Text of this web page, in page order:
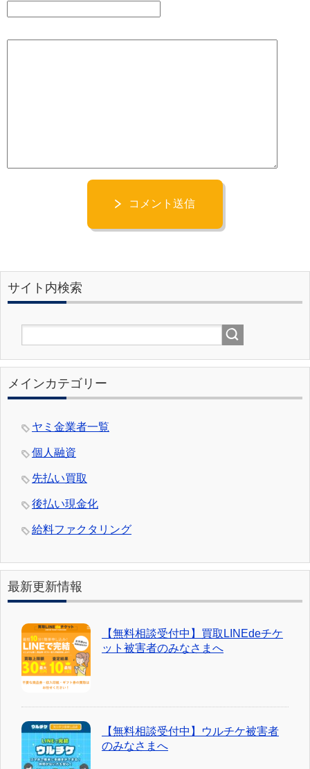
コメント送信
サイト内検索
メインカテゴリー
ヤミ金業者一覧
個人融資
先払い買取
後払い現金化
給料ファクタリング
最新更新情報
【無料相談受付中】買取LINEdeチケ
ット被害者のみなさまへ
【無料相談受付中】ウルチケ被害者
のみなさまへ